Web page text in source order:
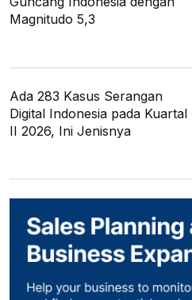
Magnitudo 5,3
Ada 283 Kasus Serangan
Digital Indonesia pada Kuartal
II 2026, Ini Jenisnya